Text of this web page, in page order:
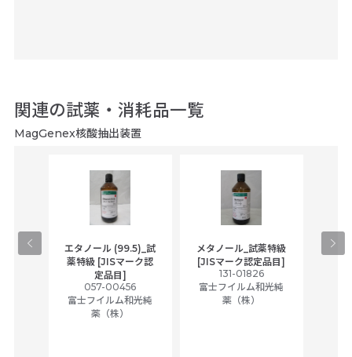
関連の試薬・消耗品一覧
MagGenex核酸抽出装置
エタノール (99.5)_試
薬特級 [JISマーク認
定品目]
057-00456
富士フイルム和光純
薬（株）
メタノール_試薬特級
[JISマーク認定品目]
131-01826
富士フイルム和光純
薬（株）
ア